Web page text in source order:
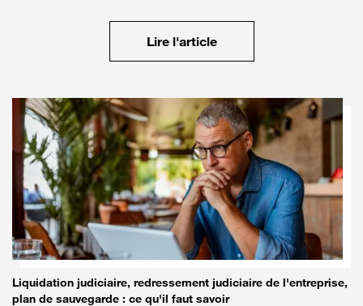
Lire l'article
Liquidation judiciaire, redressement judiciaire de l'entreprise,
plan de sauvegarde : ce qu'il faut savoir